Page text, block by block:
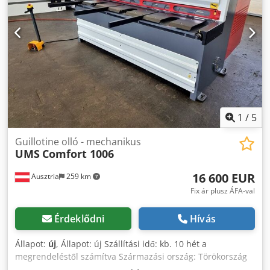
Oldalsó ütköző T-horonnyal 2 lemezfelrakó kar Golyó az
asztalban Mérőszalag Dcjdpfx Ajwir Dted Rek Billenő
ütköző Fényfüggöny a gép hátoldalán Vágóvonal
megvilágítása Használati útmutató NÉMET és ANGOL
nyelven
1 / 5
Ausztria 259 km
Guillotine olló - mechanikus
UMS Comfort 1006
16 600 EUR
Fix ár plusz ÁFA-val
Érdeklődni Hívás
Állapot: új, Állapot: új Szállítási idő: kb. 10 hét a
megrendeléstől számítva Származási ország: Törökország